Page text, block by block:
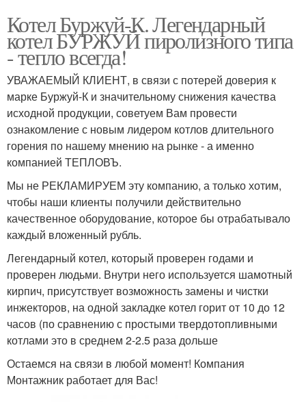
Котел Буржуй-К. Легендарный
котел БУРЖУЙ пиролизного типа
- тепло всегда!
УВАЖАЕМЫЙ КЛИЕНТ, в связи с потерей доверия к
марке Буржуй-К и значительному снижения качества
исходной продукции, советуем Вам провести
ознакомление с новым лидером котлов длительного
горения по нашему мнению на рынке - а именно
компанией ТЕПЛОВЪ.
Мы не РЕКЛАМИРУЕМ эту компанию, а только хотим,
чтобы наши клиенты получили действительно
качественное оборудование, которое бы отрабатывало
каждый вложенный рубль.
Легендарный котел, который проверен годами и
проверен людьми. Внутри него используется шамотный
кирпич, присутствует возможность замены и чистки
инжекторов, на одной закладке котел горит от 10 до 12
часов (по сравнению с простыми твердотопливными
котлами это в среднем 2-2.5 раза дольше
Остаемся на связи в любой момент! Компания
Монтажник работает для Вас!